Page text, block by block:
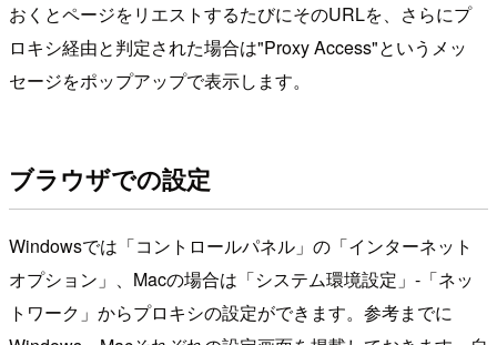
おくとページをリエストするたびにそのURLを、さらにプ
ロキシ経由と判定された場合は"Proxy Access"というメッ
セージをポップアップで表示します。
ブラウザでの設定
Windowsでは「コントロールパネル」の「インターネット
オプション」、Macの場合は「システム環境設定」-「ネッ
トワーク」からプロキシの設定ができます。参考までに